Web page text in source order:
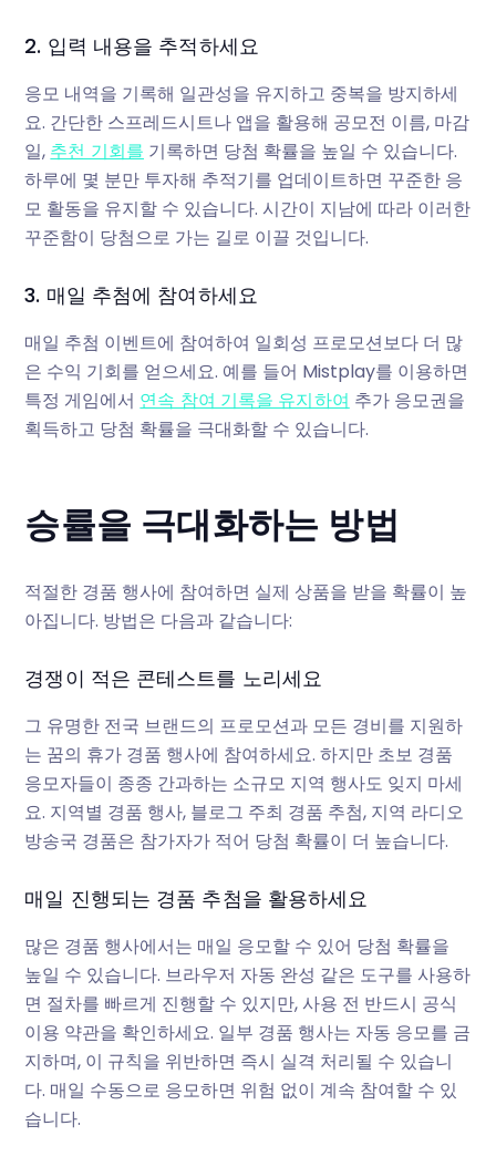
2. 입력 내용을 추적하세요
응모 내역을 기록해 일관성을 유지하고 중복을 방지하세
요. 간단한 스프레드시트나 앱을 활용해 공모전 이름, 마감
일, 추천 기회를 기록하면 당첨 확률을 높일 수 있습니다.
하루에 몇 분만 투자해 추적기를 업데이트하면 꾸준한 응
모 활동을 유지할 수 있습니다. 시간이 지남에 따라 이러한
꾸준함이 당첨으로 가는 길로 이끌 것입니다.
3. 매일 추첨에 참여하세요
매일 추첨 이벤트에 참여하여 일회성 프로모션보다 더 많
은 수익 기회를 얻으세요. 예를 들어 Mistplay를 이용하면
특정 게임에서 연속 참여 기록을 유지하여 추가 응모권을
획득하고 당첨 확률을 극대화할 수 있습니다.
승률을 극대화하는 방법
적절한 경품 행사에 참여하면 실제 상품을 받을 확률이 높
아집니다. 방법은 다음과 같습니다:
경쟁이 적은 콘테스트를 노리세요
그 유명한 전국 브랜드의 프로모션과 모든 경비를 지원하
는 꿈의 휴가 경품 행사에 참여하세요. 하지만 초보 경품
응모자들이 종종 간과하는 소규모 지역 행사도 잊지 마세
요. 지역별 경품 행사, 블로그 주최 경품 추첨, 지역 라디오
방송국 경품은 참가자가 적어 당첨 확률이 더 높습니다.
매일 진행되는 경품 추첨을 활용하세요
많은 경품 행사에서는 매일 응모할 수 있어 당첨 확률을
높일 수 있습니다. 브라우저 자동 완성 같은 도구를 사용하
면 절차를 빠르게 진행할 수 있지만, 사용 전 반드시 공식
이용 약관을 확인하세요. 일부 경품 행사는 자동 응모를 금
지하며, 이 규칙을 위반하면 즉시 실격 처리될 수 있습니
다. 매일 수동으로 응모하면 위험 없이 계속 참여할 수 있
습니다.